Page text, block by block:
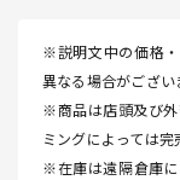
※説明文中の価格
異なる場合がござい
※商品は店頭及び外
ミングによっては完
※在庫は遠隔倉庫